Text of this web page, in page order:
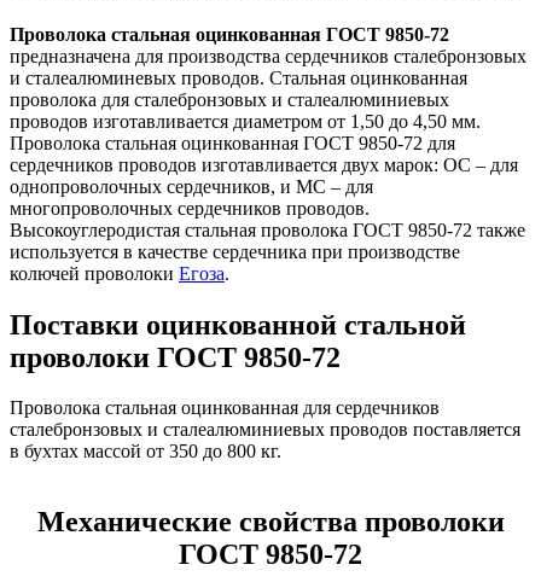
Проволока стальная оцинкованная ГОСТ 9850-72
предназначена для производства сердечников сталебронзовых
и сталеалюминевых проводов. Стальная оцинкованная
проволока для сталебронзовых и сталеалюминиевых
проводов изготавливается диаметром от 1,50 до 4,50 мм.
Проволока стальная оцинкованная ГОСТ 9850-72 для
сердечников проводов изготавливается двух марок: ОС – для
однопроволочных сердечников, и МС – для
многопроволочных сердечников проводов.
Высокоуглеродистая стальная проволока ГОСТ 9850-72 также
используется в качестве сердечника при производстве
колючей проволоки Егоза.
Поставки оцинкованной стальной
проволоки ГОСТ 9850-72
Проволока стальная оцинкованная для сердечников
сталебронзовых и сталеалюминиевых проводов поставляется
в бухтах массой от 350 до 800 кг.
Механические свойства проволоки
ГОСТ 9850-72